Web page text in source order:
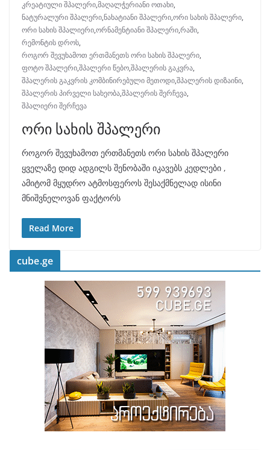
კრეატიული შპალერი,მაღალჭერიანი ოთახი,
ნატურალური შპალერი,ნახატიანი შპალერი,ორი სახის შპალერი,
ორი სახის შპალიერი,ორნამენტიანი შპალერი,რაში,
რემონტის დროს,
როგორ შევუხამოთ ერთმანეთს ორი სახის შპალერი,
ფოტო შპალერი,შპალერი წებო,შპალერის გაკვრა,
შპალერის გაკვრის კომბინირებული მეთოდი,შპალერის დიზაინი,
შპალერის პირველი სახეობა,შპალერის შერჩევა,
შპალიერი შერჩევა
ორი სახის შპალერი
როგორ შევუხამოთ ერთმანეთს ორი სახის შპალერი
ყველაზე დიდ ადგილს შენობაში იკავებს კედლები ,
ამიტომ მყუდრო ატმოსფეროს შესაქმნელად ისინი
მნიშვნელოვან ფაქტორს
Read More
cube.ge